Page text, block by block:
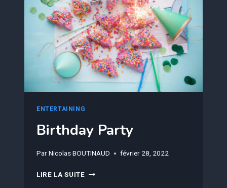
ENTERTAINING
Birthday Party
ParNicolas BOUTINAUD février 28, 2022
LIRE LA SUITEBIRTHDAY